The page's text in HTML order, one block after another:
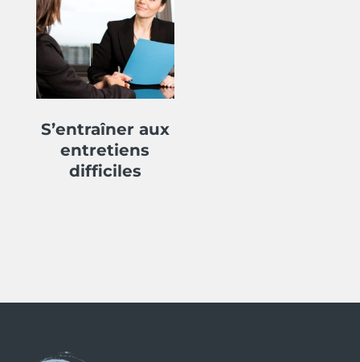
S’entraîner aux
entretiens
difficiles